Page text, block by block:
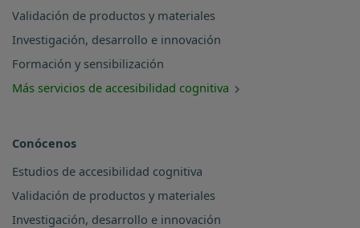
Validación de productos y materiales
Investigación, desarrollo e innovación
Formación y sensibilización
Más servicios de accesibilidad cognitiva
Conócenos
Estudios de accesibilidad cognitiva
Validación de productos y materiales
Investigación, desarrollo e innovación